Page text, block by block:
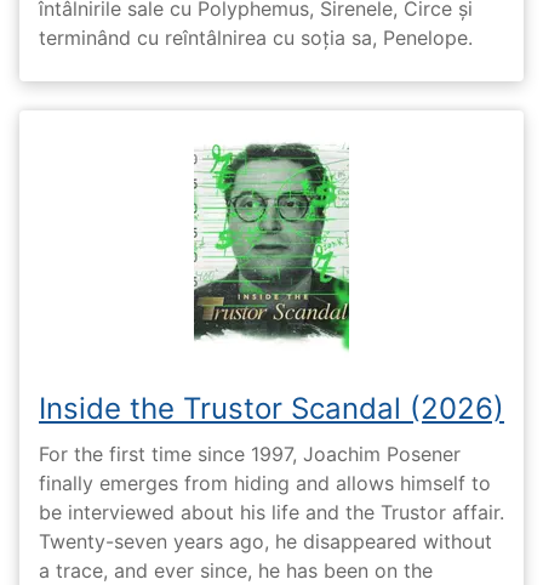
întâlnirile sale cu Polyphemus, Sirenele, Circe și
terminând cu reîntâlnirea cu soția sa, Penelope.
Inside the Trustor Scandal (2026)
For the first time since 1997, Joachim Posener
finally emerges from hiding and allows himself to
be interviewed about his life and the Trustor affair.
Twenty-seven years ago, he disappeared without
a trace, and ever since, he has been on the